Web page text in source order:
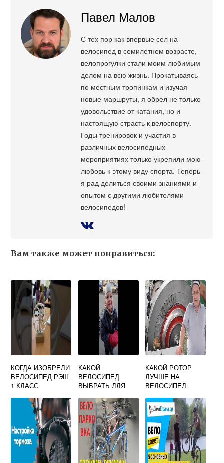
Павел Малов
С тех пор как впервые сел на
велосипед в семилетнем возрасте,
велопрогулки стали моим любимым
делом на всю жизнь. Прокатываясь
по местным тропинкам и изучая
новые маршруты, я обрел не только
удовольствие от катания, но и
настоящую страсть к велоспорту.
Годы тренировок и участия в
различных велосипедных
мероприятиях только укрепили мою
любовь к этому виду спорта. Теперь
я рад делиться своими знаниями и
опытом с другими любителями
велосипедов!
Вам также может понравиться:
КОГДА ИЗОБРЕЛИ
ВЕЛОСИПЕД РЭШ
1 КЛАСС
КАКОЙ
ВЕЛОСИПЕД
ВЫБРАТЬ ДЛЯ
КАКОЙ РОТОР
ЛУЧШЕ НА
ВЕЛОСИПЕД